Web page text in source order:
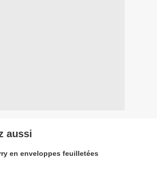
aussi
en enveloppes feuilletées